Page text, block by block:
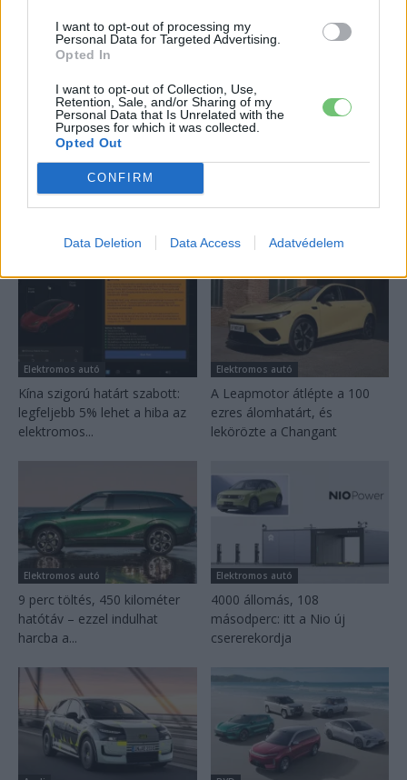
I want to opt-out of processing my
Personal Data for Targeted Advertising.
Opted In
I want to opt-out of Collection, Use,
Retention, Sale, and/or Sharing of my
Personal Data that Is Unrelated with the
Purposes for which it was collected.
Opted Out
CONFIRM
Data Deletion Data Access Adatvédelem
2026-08-04
Hyundai IONIQ 5 titkos tesztautója
2026-08-03
Továbbiak
Elektromos autó
Kína szigorú határt szabott:
legfeljebb 5% lehet a hiba az
elektromos...
Elektromos autó
A Leapmotor átlépte a 100
ezres álomhatárt, és
lekörözte a Changant
Elektromos autó
9 perc töltés, 450 kilométer
hatótáv – ezzel indulhat
harcba a...
Elektromos autó
4000 állomás, 108
másodperc: itt a Nio új
csererekordja